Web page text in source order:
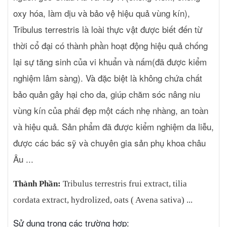
đối tượng, đặc biệt là phụ nữ mang thai, cho con bú, phụ nữ tiền
mãn kinh và mãn kinh. Hướng dẫn sử dụng: Làm ướt vùng kín
bằng nước sạch, lấy một lượng thích hợp, thoa đều trong vòng 1-
hoặc có thể nhiều hơn tùy điều kiện , hoàn cảnh ( bị nhiễm trùng
tái phát , thời tiết nóng sinh sống ở khu vực có nguy cơ viêm
nhiễm cao) Nên dùng hàng ngày , nhất là thời kỳ kinh nguyệt, phụ
nữ trước và sau sinh.
oxy hóa, làm dịu và bảo vệ hiệu quả vùng kín),
Tribulus terrestris là loài thực vật được biết đến từ
thời cổ đại có thành phần hoạt động hiệu quả chống
lại sự tăng sinh của vi khuẩn và nấm(đã được kiểm
nghiệm lâm sàng). Và đặc biệt là không chứa chất
bảo quản gây hại cho da, giúp chăm sóc nâng niu
vùng kín của phái đẹp một cách nhẹ nhàng, an toàn
và hiệu quả. Sản phẩm đã được kiểm nghiệm da liễu,
được các bác sỹ và chuyên gia sản phụ khoa châu
Âu ...
Thành Phần: Tribulus terrestris frui extract, tilia
cordata extract, hydrolized, oats ( Avena sativa) ...
Sử dụng trong các trường hợp: